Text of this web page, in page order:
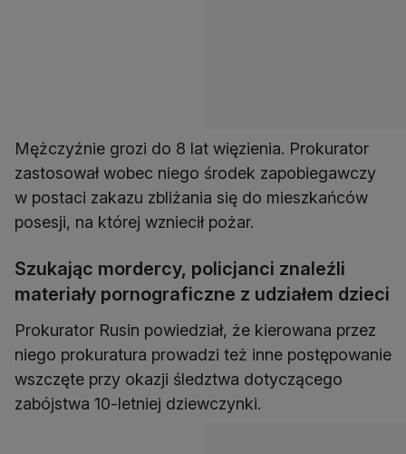
Mężczyźnie grozi do 8 lat więzienia. Prokurator
zastosował wobec niego środek zapobiegawczy
w postaci zakazu zbliżania się do mieszkańców
posesji, na której wzniecił pożar.
Szukając mordercy, policjanci znaleźli
materiały pornograficzne z udziałem dzieci
Prokurator Rusin powiedział, że kierowana przez
niego prokuratura prowadzi też inne postępowanie
wszczęte przy okazji śledztwa dotyczącego
zabójstwa 10-letniej dziewczynki.